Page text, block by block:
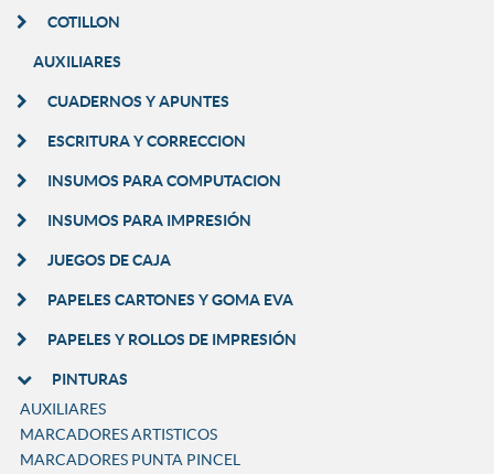
COTILLON
AUXILIARES
CUADERNOS Y APUNTES
ESCRITURA Y CORRECCION
INSUMOS PARA COMPUTACION
INSUMOS PARA IMPRESIÓN
JUEGOS DE CAJA
PAPELES CARTONES Y GOMA EVA
PAPELES Y ROLLOS DE IMPRESIÓN
PINTURAS
AUXILIARES
MARCADORES ARTISTICOS
MARCADORES PUNTA PINCEL